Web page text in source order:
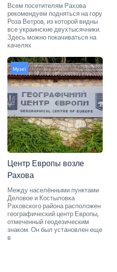
Всем посетителям Рахова
рекомендуем подняться на гору
Роза Ветров, из которой видны
все украинские двухтысячники.
Здесь можно покачиваться на
качелях
Музеї
Центр Европы возле
Рахова
Между населёнными пунктами
Деловое и Костыловка
Раховского района расположен
географический центр Европы,
отмеченный геодезическим
знаком. Он был установлен еще
в